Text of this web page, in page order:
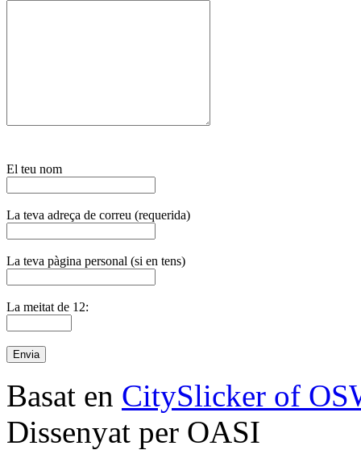
El teu nom
La teva adreça de correu (requerida)
La teva pàgina personal (si en tens)
La meitat de 12:
Basat en CitySlicker of
Dissenyat per OASI